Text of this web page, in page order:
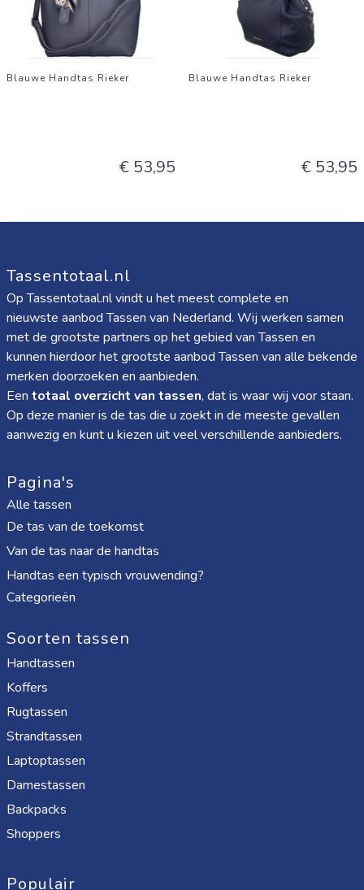
Blauwe Handtas Rieker
€ 53,95
Blauwe Handtas Rieker
€ 53,95
Tassentotaal.nl
Op Tassentotaal.nl vindt u het meest complete en
nieuwste aanbod Tassen van Nederland. Wij werken samen
met de grootste partners op het gebied van Tassen en
kunnen hierdoor het grootste aanbod Tassen van alle bekende
merken doorzoeken en aanbieden.
Een totaal overzicht van tassen, dat is waar wij voor staan.
Op deze manier is de tas die u zoekt in de meeste gevallen
aanwezig en kunt u kiezen uit veel verschillende aanbieders.
Pagina's
Alle tassen
De tas van de toekomst
Van de tas naar de handtas
Handtas een typisch vrouwending?
Categorieën
Soorten tassen
Handtassen
Koffers
Rugtassen
Strandtassen
Laptoptassen
Damestassen
Backpacks
Shoppers
Populair